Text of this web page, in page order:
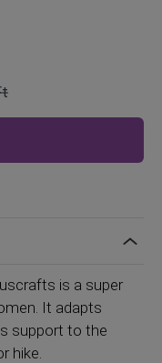
is a super
It adapts
support to the
hike.